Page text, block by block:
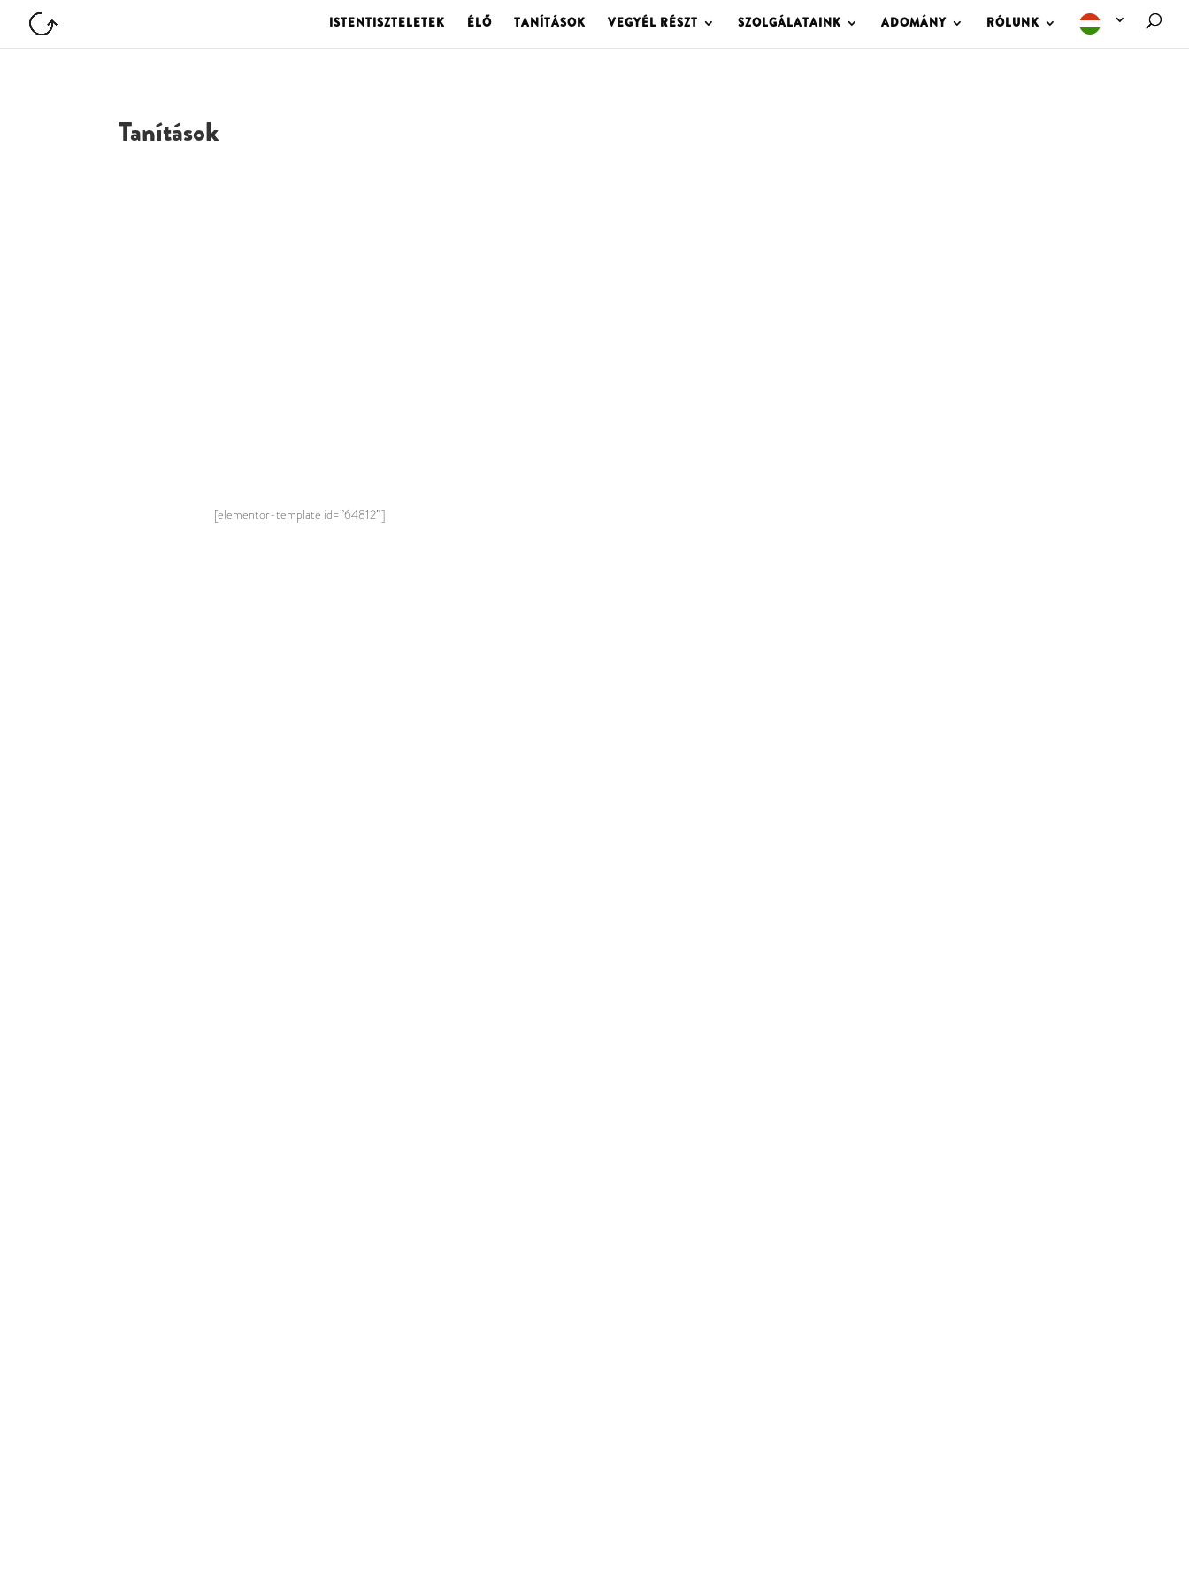
ISTENTISZTELETEK ÉLŐ TANÍTÁSOK VEGYÉL RÉSZT SZOLGÁLATAINK ADOMÁNY RÓLUNK
Tanítások
[elementor-template id=”64812″]